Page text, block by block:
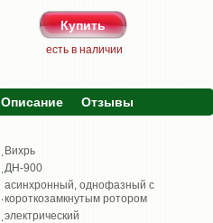
есть в наличии
Описание Отзывы
Вихрь
ДН-900
асинхронный, однофазный с
короткозамкнутым ротором
электрический